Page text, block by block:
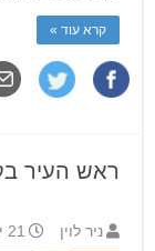
קרא עוד »
ראש העיר
ניר לוין 21 יולי 2019 17:16